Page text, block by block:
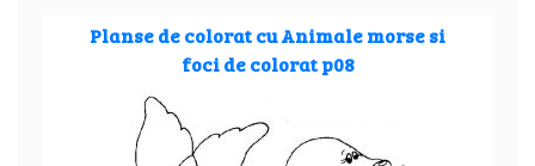
Planse de colorat cu Animale morse si
foci de colorat p08